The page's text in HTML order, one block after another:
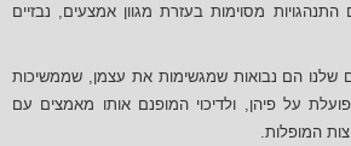
מסוימות בעזרת מגוון אמצעים, נבזיים
שלנו הם נבואות שמגשימות את עצמן, שממשיכות
על פיהן, ולדיכוי המופנם אותו מאמצים עם
המופלות.